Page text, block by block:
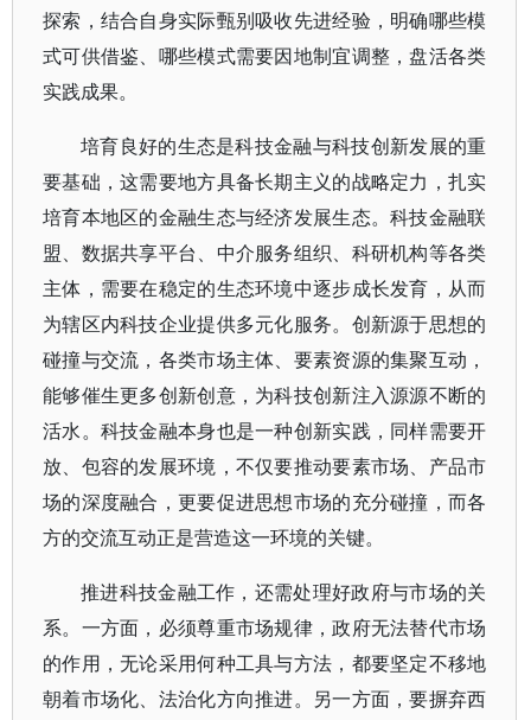
探索，结合自身实际甄别吸收先进经验，明确哪些模
式可供借鉴、哪些模式需要因地制宜调整，盘活各类
实践成果。
培育良好的生态是科技金融与科技创新发展的重
要基础，这需要地方具备长期主义的战略定力，扎实
培育本地区的金融生态与经济发展生态。科技金融联
盟、数据共享平台、中介服务组织、科研机构等各类
主体，需要在稳定的生态环境中逐步成长发育，从而
为辖区内科技企业提供多元化服务。创新源于思想的
碰撞与交流，各类市场主体、要素资源的集聚互动，
能够催生更多创新创意，为科技创新注入源源不断的
活水。科技金融本身也是一种创新实践，同样需要开
放、包容的发展环境，不仅要推动要素市场、产品市
场的深度融合，更要促进思想市场的充分碰撞，而各
方的交流互动正是营造这一环境的关键。
推进科技金融工作，还需处理好政府与市场的关
系。一方面，必须尊重市场规律，政府无法替代市场
的作用，无论采用何种工具与方法，都要坚定不移地
朝着市场化、法治化方向推进。另一方面，要摒弃西